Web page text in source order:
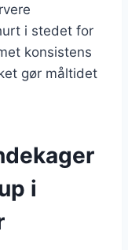
i stedet for
konsistens
gør måltidet
i